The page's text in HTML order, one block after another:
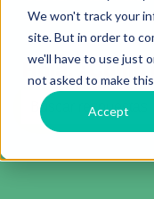
We won't track your
site. But in order to
we'll have to use just
not asked to make
Accept
Hola,
No hay